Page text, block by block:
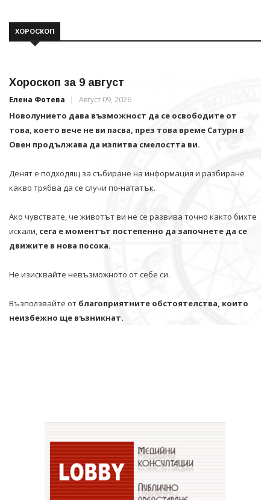
ХОРОСКОП
Хороскоп за 9 август
Елена Фотева Август 09, 2026
Новолунието дава възможност да се освободите от
това, което вече не ви пасва, през това време Сатурн в
Овен продължава да изпитва смелостта ви.
Денят е подходящ за събиране на информация и разбиране
какво трябва да се случи по-нататък.
Ако чувствате, че животът ви не се развива точно както бихте
искали, сега е моментът постепенно да започнете да се
движите в нова посока.
Не изисквайте невъзможното от себе си.
Възползвайте от благоприятните обстоятелства, които
неизбежно ще възникнат.